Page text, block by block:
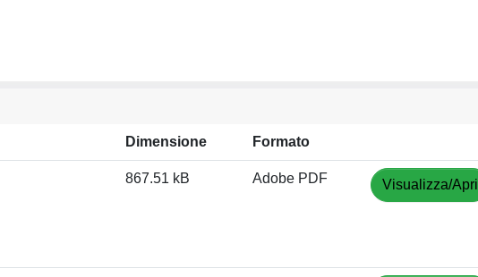
Dimensione Formato
867.51 kB Adobe PDF Visualizza/Apri